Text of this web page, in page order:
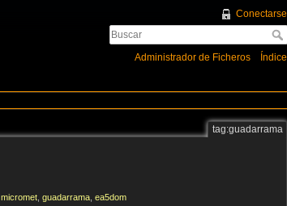
Conectarse
Administrador de Ficheros Índice
tag:guadarrama
micromet guadarrama ea5dom